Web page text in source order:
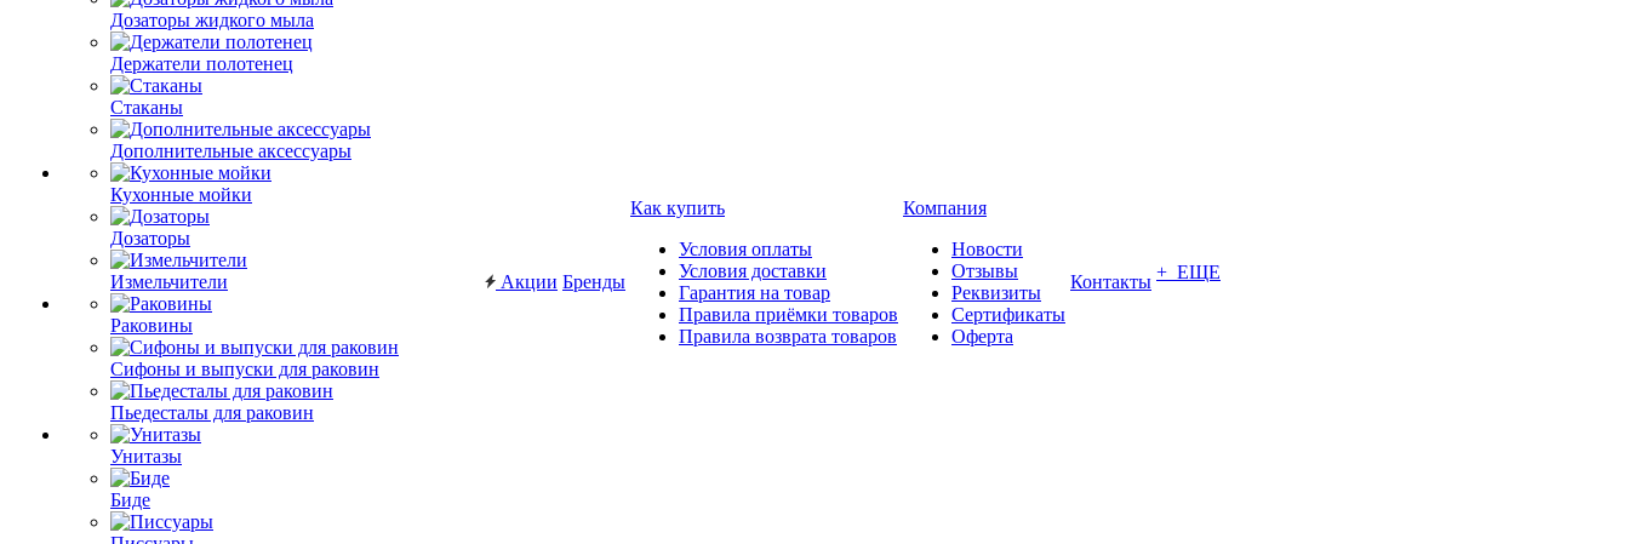
Дозаторы жидкого мыла
Держатели полотенец
Стаканы
Дополнительные аксессуары
Кухонные мойки
Дозаторы
Измельчители
Раковины
Сифоны и выпуски для раковин
Пьедесталы для раковин
Унитазы
Биде
Акции Бренды
Как купить
Условия оплаты
Условия доставки
Гарантия на товар
Правила приёмки товаров
Правила возврата товаров
Компания
Новости
Отзывы
Реквизиты
Сертификаты
Оферта
Контакты + ЕЩЕ